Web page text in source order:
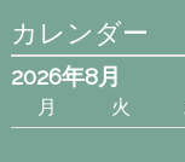
カレンダー
2026年8月
月 火